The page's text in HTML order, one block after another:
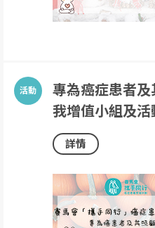
專為癌症患者
我增值小組及
詳情